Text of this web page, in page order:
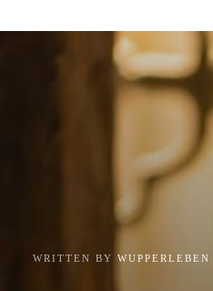
WRITTEN BY WUPPERLEBEN